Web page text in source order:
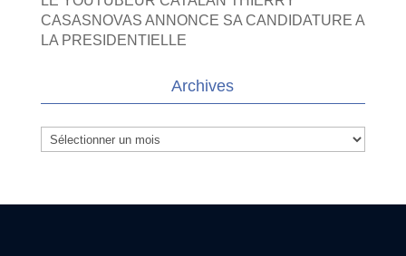
CASASNOVAS ANNONCE SA CANDIDATURE A
LA PRESIDENTIELLE
Archives
Archives